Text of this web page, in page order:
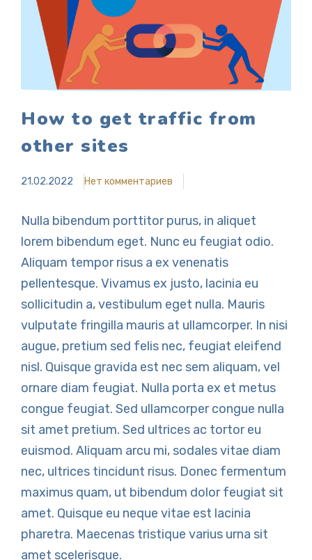
How to get traffic from
other sites
21.02.2022 Нет комментариев
Nulla bibendum porttitor purus, in aliquet
lorem bibendum eget. Nunc eu feugiat odio.
Aliquam tempor risus a ex venenatis
pellentesque. Vivamus ex justo, lacinia eu
sollicitudin a, vestibulum eget nulla. Mauris
vulputate fringilla mauris at ullamcorper. In nisi
augue, pretium sed felis nec, feugiat eleifend
nisl. Quisque gravida est nec sem aliquam, vel
ornare diam feugiat. Nulla porta ex et metus
congue feugiat. Sed ullamcorper congue nulla
sit amet pretium. Sed ultrices ac tortor eu
euismod. Aliquam arcu mi, sodales vitae diam
nec, ultrices tincidunt risus. Donec fermentum
maximus quam, ut bibendum dolor feugiat sit
amet. Quisque eu neque vitae est lacinia
pharetra. Maecenas tristique varius urna sit
amet scelerisque.